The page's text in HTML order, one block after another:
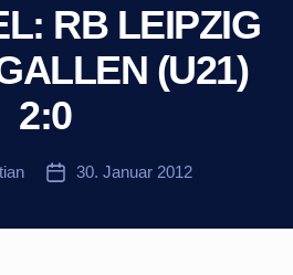
RB LEIPZIG
(U21)
2:0
Veröffentlichungsdatum
30. Januar 2012